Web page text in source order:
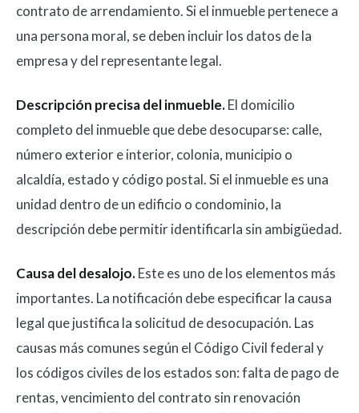
contrato de arrendamiento. Si el inmueble pertenece a
una persona moral, se deben incluir los datos de la
empresa y del representante legal.
Descripción precisa del inmueble.El domicilio
completo del inmueble que debe desocuparse: calle,
número exterior e interior, colonia, municipio o
alcaldía, estado y código postal. Si el inmueble es una
unidad dentro de un edificio o condominio, la
descripción debe permitir identificarla sin ambigüedad.
Causa del desalojo.Este es uno de los elementos más
importantes. La notificación debe especificar la causa
legal que justifica la solicitud de desocupación. Las
causas más comunes según el Código Civil federal y
los códigos civiles de los estados son: falta de pago de
rentas, vencimiento del contrato sin renovación